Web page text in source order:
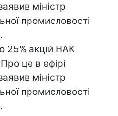
міністр
промисловості
25% акцій НАК
це в ефірі
міністр
промисловості